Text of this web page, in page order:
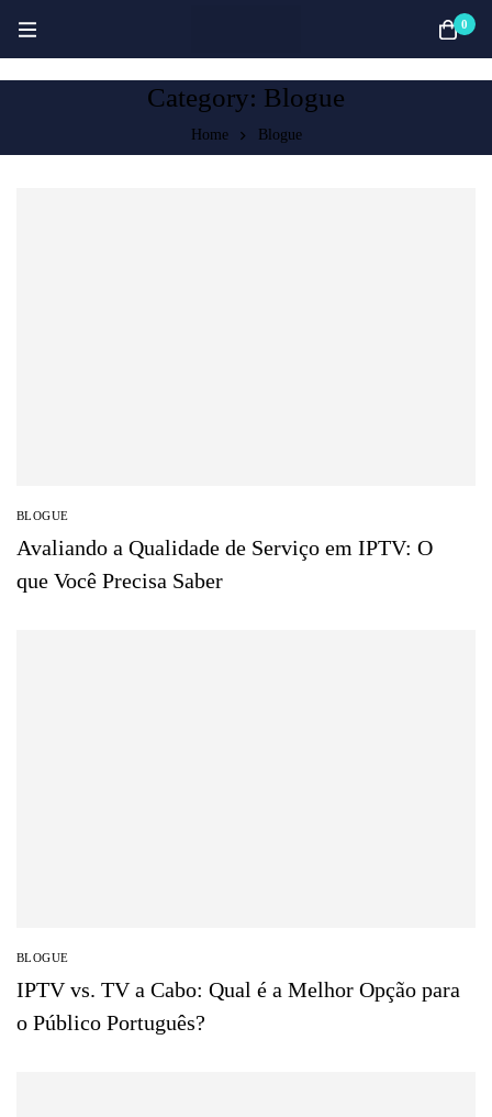
0
Category: Blogue
Home Blogue
BLOGUE
Avaliando a Qualidade de Serviço em IPTV: O
que Você Precisa Saber
BLOGUE
IPTV vs. TV a Cabo: Qual é a Melhor Opção para
o Público Português?